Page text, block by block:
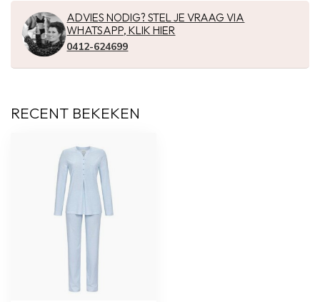
ADVIES NODIG? STEL JE VRAAG VIA
WHATSAPP, KLIK HIER
0412-624699
RECENT BEKEKEN